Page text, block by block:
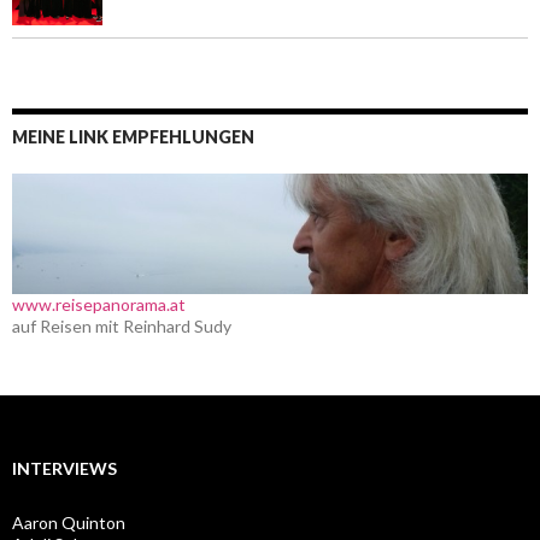
MEINE LINK EMPFEHLUNGEN
www.reisepanorama.at
auf Reisen mit Reinhard Sudy
INTERVIEWS
Aaron Quinton